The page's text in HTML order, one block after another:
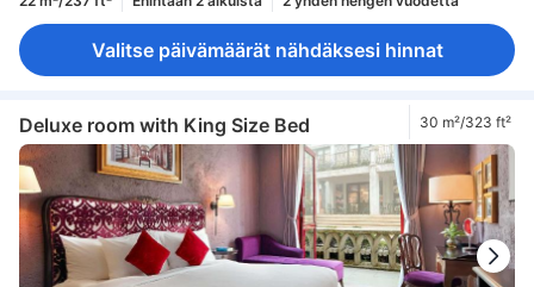
Valitse päivämäärät nähdäksesi hinnat
Deluxe room with King Size Bed 30 m²/323 ft²